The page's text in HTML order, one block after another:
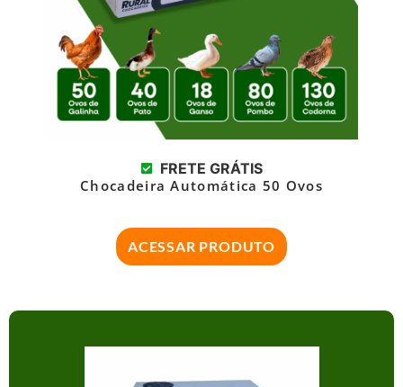
FRETE GRÁTIS
Chocadeira Automática 50 Ovos
ACESSAR PRODUTO